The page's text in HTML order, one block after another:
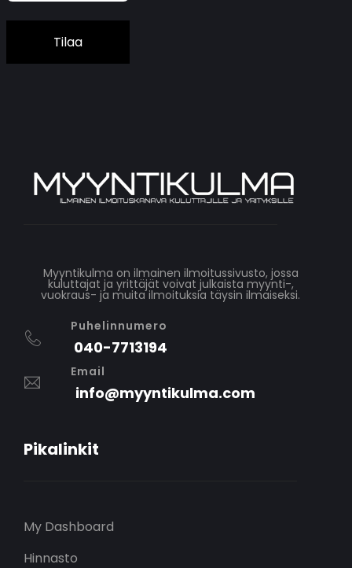
Tilaa
Myyntikulma on ilmainen ilmoitussivusto, jossa
kuluttajat ja yrittäjät voivat julkaista myynti-,
vuokraus- ja muita ilmoituksia täysin ilmaiseksi.
Puhelinnumero
040-7713194
Email
info@myyntikulma.com
Pikalinkit
My Dashboard
Hinnasto